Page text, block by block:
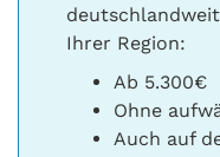
Ihrer Region:
Ab 5.300€
Ohne
Auch auf